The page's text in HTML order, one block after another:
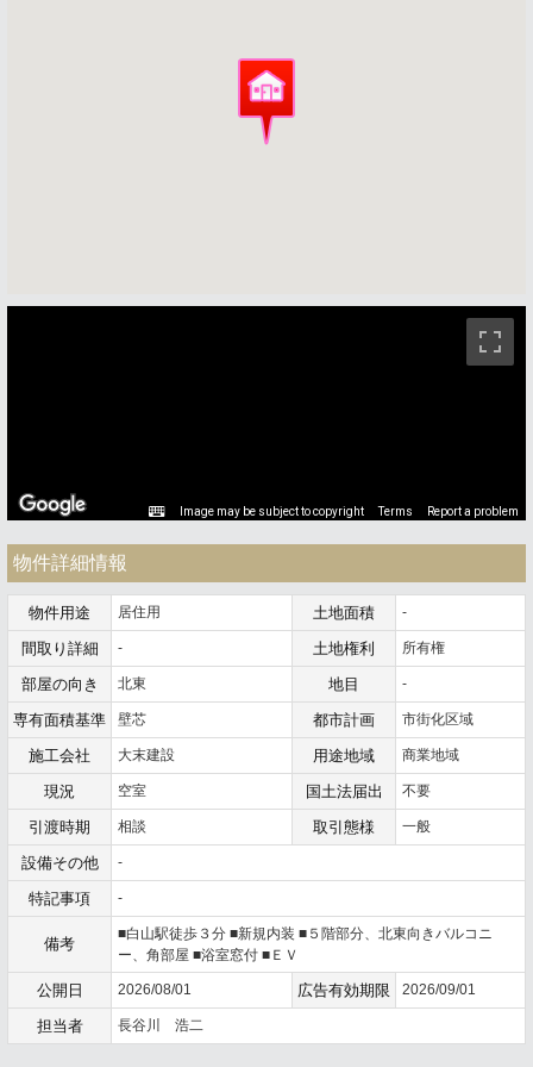
Image may be subject to copyright Terms Report a problem
物件詳細情報
物件用途 居住用 土地面積 -
間取り詳細 - 土地権利 所有権
部屋の向き 北東 地目 -
専有面積基準 壁芯 都市計画 市街化区域
施工会社 大末建設 用途地域 商業地域
現況 空室 国土法届出 不要
引渡時期 相談 取引態様 一般
設備その他 -
特記事項 -
備考
■白山駅徒歩３分 ■新規内装 ■５階部分、北東向きバルコニ
ー、角部屋 ■浴室窓付 ■ＥＶ
公開日 2026/08/01 広告有効期限 2026/09/01
担当者 長谷川 浩二